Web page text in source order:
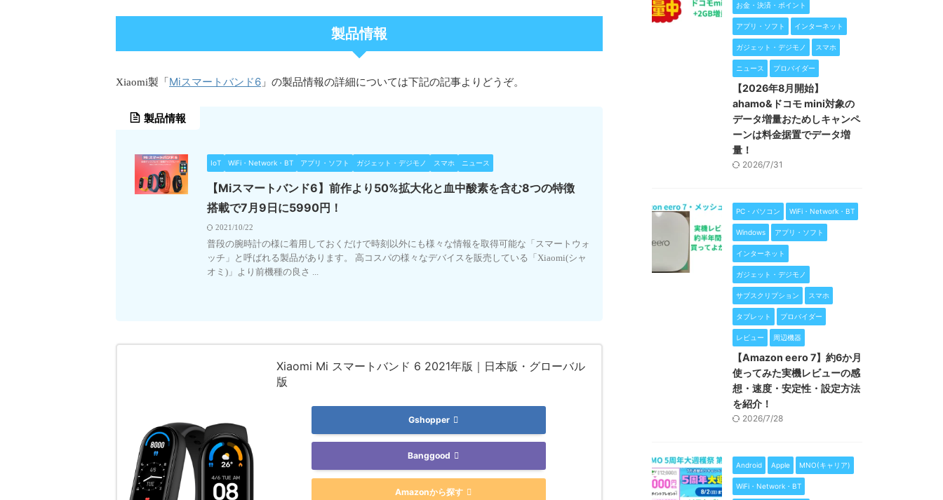
製品情報
Xiaomi製「 Miスマートバンド6 」の製品情報の詳細については下記の記事よりどうぞ。
製品情報
IoT WiFi・Network・BT アプリ・ソフト ガジェット・デジモノ スマホ ニュース
【Miスマートバンド6】前作より50%拡大化と血中酸素を含む8つの特徴
搭載で7月9日に5990円！
2021/10/22
普段の腕時計の様に着用しておくだけで時刻以外にも様々な情報を取得可能な「スマートウォ
ッチ」と呼ばれる製品があります。 高コスパの様々なデバイスを販売している「Xiaomi(シャ
オミ)」より前機種の良さ ...
Xiaomi Mi スマートバンド 6 2021年版｜日本版・グローバル
版
Gshopper
Banggood
Amazonから探す
お金・決済・ポイント
アプリ・ソフト インターネット
ガジェット・デジモノ スマホ
ニュース プロバイダー
【2026年8月開始】
ahamo&ドコモ mini対象の
データ増量おためしキャンペ
ーンは料金据置でデータ増
量！
2026/7/31
PC・パソコン WiFi・Network・BT
Windows アプリ・ソフト
インターネット
ガジェット・デジモノ
サブスクリプション スマホ
タブレット プロバイダー
レビュー 周辺機器
【Amazon eero 7】約6か月
使ってみた実機レビューの感
想・速度・安定性・設定方法
を紹介！
2026/7/28
Android Apple MNO(キャリア)
WiFi・Network・BT